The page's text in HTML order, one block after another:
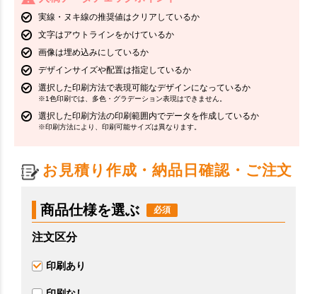
実線・ヌキ線の推奨値はクリアしているか
文字はアウトラインをかけているか
画像は埋め込みにしているか
デザインサイズや配置は指定しているか
選択した印刷方法で表現可能なデザインになっているか
※1色印刷では、多色・グラデーション表現はできません。
選択した印刷方法の印刷範囲内でデータを作成しているか
※印刷方法により、印刷可能サイズは異なります。
お見積り作成・納品日確認・ご注文
商品仕様を選ぶ
注文区分
印刷あり